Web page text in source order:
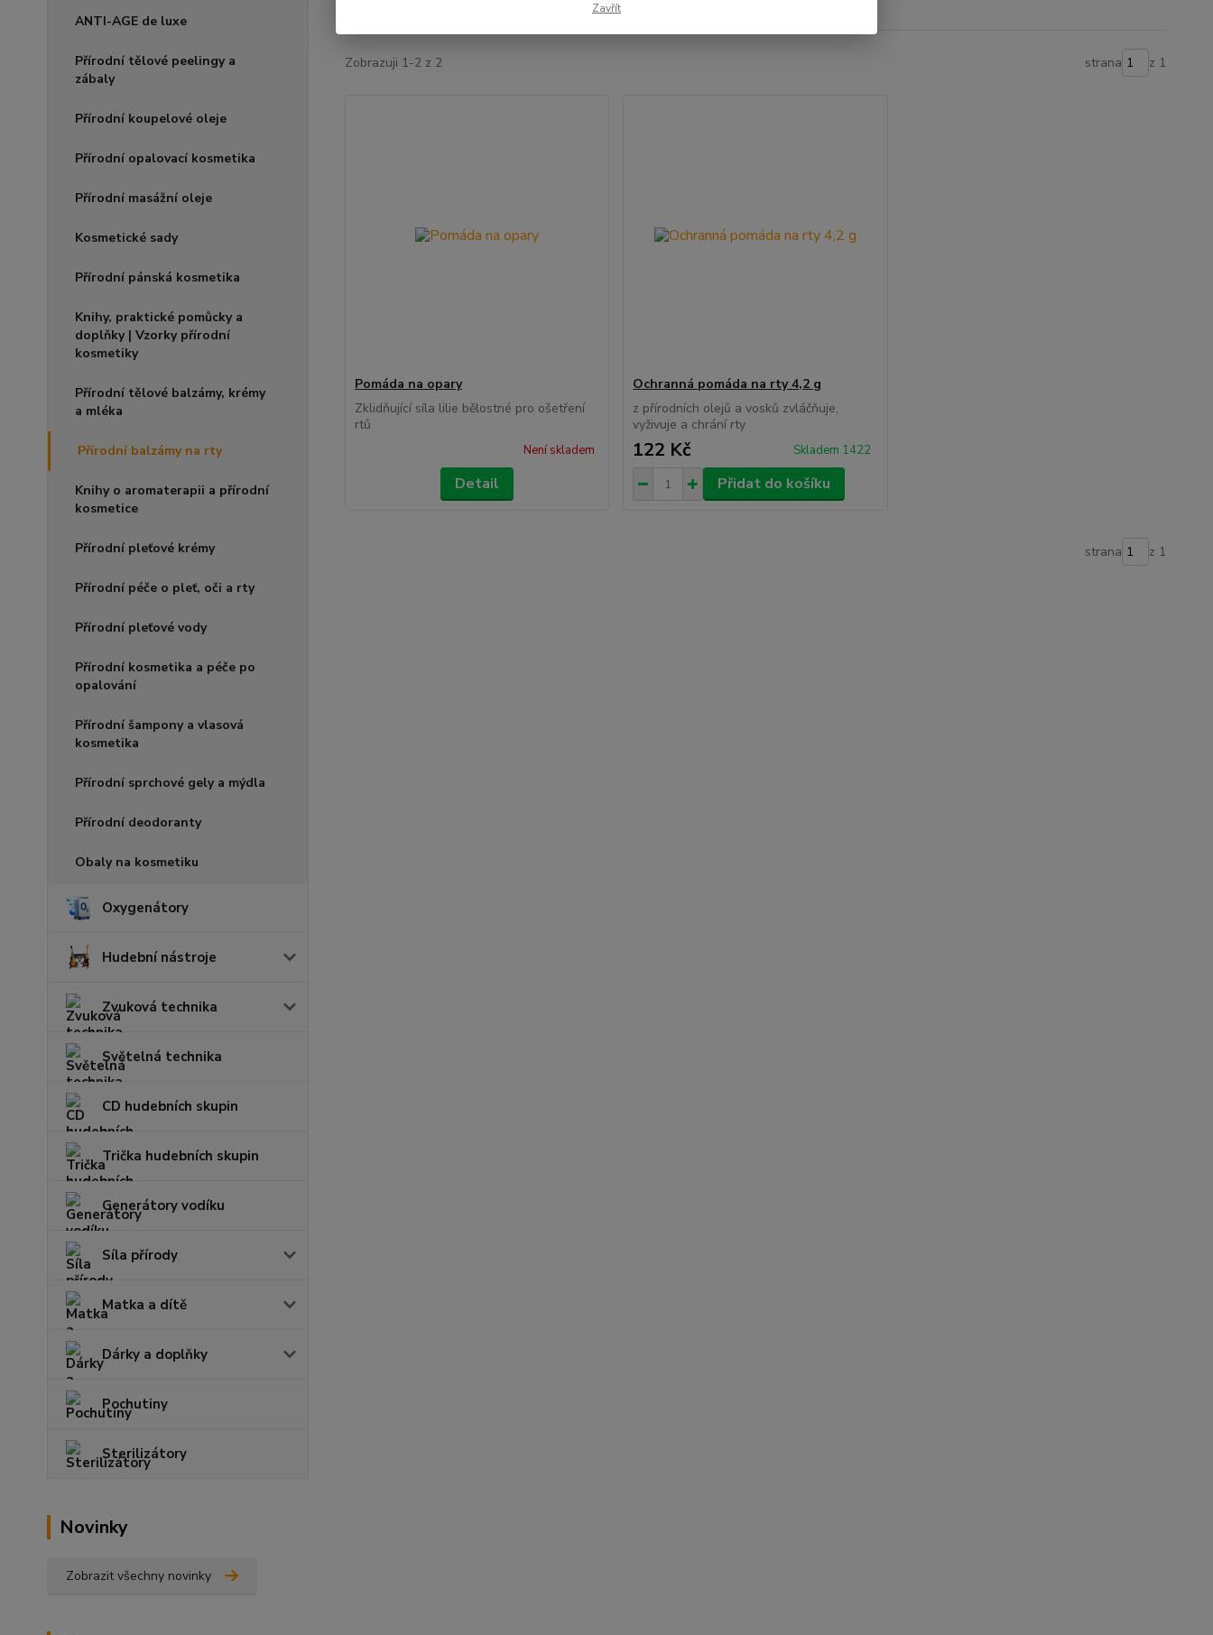
ANTI-AGE de luxe
Přírodní tělové peelingy a
zábaly
Přírodní koupelové oleje
Přírodní opalovací kosmetika
Přírodní masážní oleje
Kosmetické sady
Přírodní pánská kosmetika
Knihy, praktické pomůcky a
doplňky | Vzorky přírodní
kosmetiky
Přírodní tělové balzámy, krémy
a mléka
Přírodní balzámy na rty
Knihy o aromaterapii a přírodní
kosmetice
Přírodní pleťové krémy
Přírodní péče o pleť, oči a rty
Přírodní pleťové vody
Přírodní kosmetika a péče po
opalování
Přírodní šampony a vlasová
kosmetika
Přírodní sprchové gely a mýdla
Přírodní deodoranty
Obaly na kosmetiku
Oxygenátory
Hudební nástroje
Zvuková technika
Světelná technika
CD hudebních skupin
Trička hudebních skupin
Generátory vodíku
Síla přírody
Matka a dítě
Dárky a doplňky
Pochutiny
Sterilizátory
Novinky
Zobrazit všechny novinky
Nejdražší
Zobrazuji 1-2 z 2 strana z 1
Pomáda na opary
Zklidňující síla lilie bělostné pro ošetření
rtů
Není skladem
Detail
Ochranná pomáda na rty 4,2 g
z přírodních olejů a vosků zvláčňuje,
vyživuje a chrání rty
122 Kč Skladem 1422
Přidat do košíku
strana z 1
Zavřít